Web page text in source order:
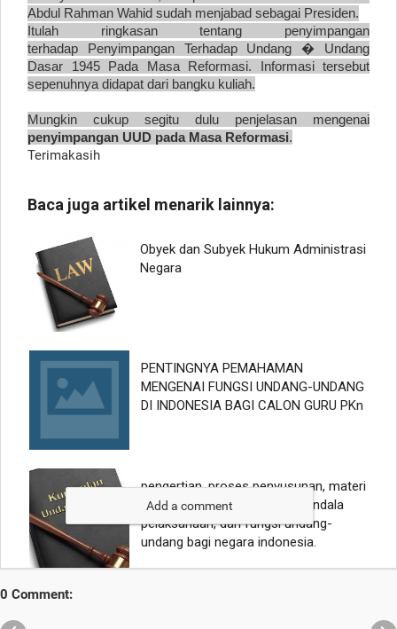
Abdul Rahman Wahid sudah menjabad sebagai Presiden.
Itulah ringkasan tentang penyimpangan
terhadap Penyimpangan Terhadap Undang � Undang
Dasar 1945 Pada Masa Reformasi. Informasi tersebut
sepenuhnya didapat dari bangku kuliah.
Mungkin cukup segitu dulu penjelasan mengenai
penyimpangan UUD pada Masa Reformasi.
Terimakasih
Add a comment
0 Comment: